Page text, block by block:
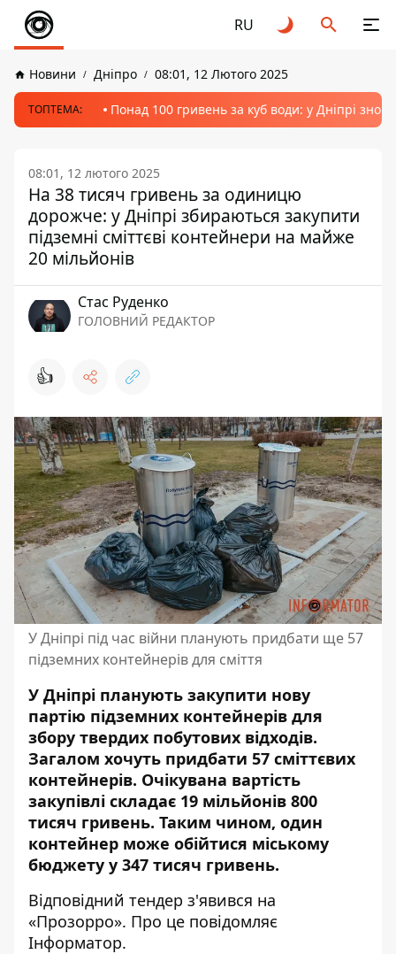
RU
Новини Дніпро 08:01, 12 Лютого 2025
ТОПТЕМА: Понад 100 гривень за куб води: у Дніпрі
08:01, 12 лютого 2025
На 38 тисяч гривень за одиницю
дорожче: у Дніпрі збираються закупити
підземні сміттєві контейнери на майже
20 мільйонів
Стас Руденко
ГОЛОВНИЙ РЕДАКТОР
👍
У Дніпрі під час війни планують придбати ще 57
підземних контейнерів для сміття
У Дніпрі планують закупити нову
партію підземних контейнерів для
збору твердих побутових відходів.
Загалом хочуть придбати 57 сміттєвих
контейнерів. Очікувана вартість
закупівлі складає 19 мільйонів 800
тисяч гривень. Таким чином, один
контейнер може обійтися міському
бюджету у 347 тисяч гривень.
Відповідний тендер з'явився на
«Прозорро». Про це повідомляє
Інформатор.